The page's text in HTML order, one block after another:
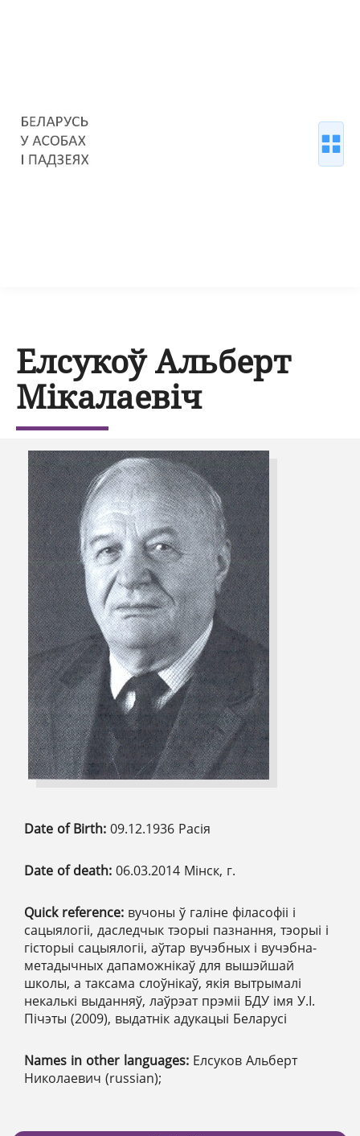
Елсукоў Альберт
Мікалаевіч
Date of Birth: 09.12.1936 Расія
Date of death: 06.03.2014 Мінск, г.
Quick reference: вучоны ў галіне філасофіі і
сацыялогіі, даследчык тэорыі пазнання, тэорыі і
гісторыі сацыялогіі, аўтар вучэбных і вучэбна-
метадычных дапаможнікаў для вышэйшай
школы, а таксама слоўнікаў, якія вытрымалі
некалькі выданняў, лаўрэат прэміі БДУ імя У.І.
Пічэты (2009), выдатнік адукацыі Беларусі
Names in other languages: Елсуков Альберт
Николаевич (russian);